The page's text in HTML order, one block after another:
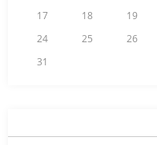
17
18 19
24
25 26
31